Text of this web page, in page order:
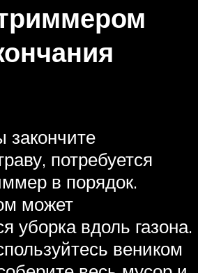
закончите
потребуется
в порядок.
может
уборка вдоль газона.
веником